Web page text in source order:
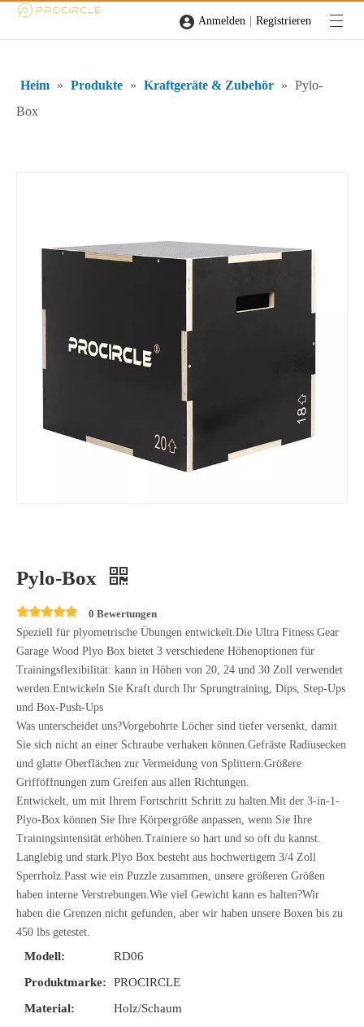
Anmelden | Registrieren
Heim » Produkte » Kraftgeräte & Zubehör » Pylo-
Box
Pylo-Box
0 Bewertungen
Speziell für plyometrische Übungen entwickelt.Die Ultra Fitness Gear
Garage Wood Plyo Box bietet 3 verschiedene Höhenoptionen für
Trainingsflexibilität: kann in Höhen von 20, 24 und 30 Zoll verwendet
werden.Entwickeln Sie Kraft durch Ihr Sprungtraining, Dips, Step-Ups
und Box-Push-Ups
Was unterscheidet uns?Vorgebohrte Löcher sind tiefer versenkt, damit
Sie sich nicht an einer Schraube verhaken können.Gefräste Radiusecken
und glatte Oberflächen zur Vermeidung von Splittern.Größere
Grifföffnungen zum Greifen aus allen Richtungen.
Entwickelt, um mit Ihrem Fortschritt Schritt zu halten.Mit der 3-in-1-
Plyo-Box können Sie Ihre Körpergröße anpassen, wenn Sie Ihre
Trainingsintensität erhöhen.Trainiere so hart und so oft du kannst.
Langlebig und stark.Plyo Box besteht aus hochwertigem 3/4 Zoll
Sperrholz.Passt wie ein Puzzle zusammen, unsere größeren Größen
haben interne Verstrebungen.Wie viel Gewicht kann es halten?Wir
haben die Grenzen nicht gefunden, aber wir haben unsere Boxen bis zu
450 lbs getestet.
Modell:
RD06
Produktmarke:
PROCIRCLE
Material:
Holz/Schaum